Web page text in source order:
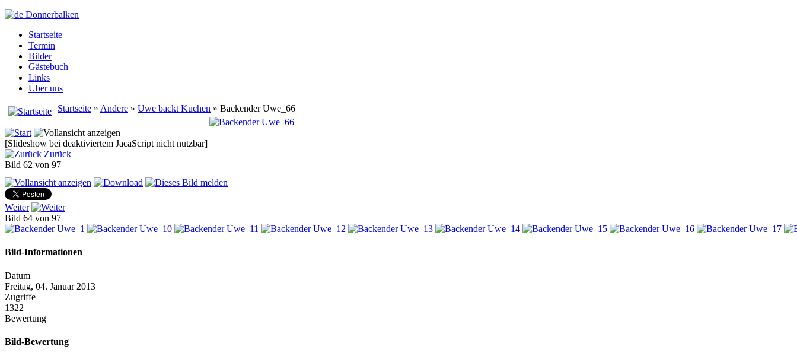
Startseite
Termin
Bilder
Gästebuch
Links
Über uns
Startseite » Andere » Uwe backt Kuchen » Backender Uwe_66
[Slideshow bei deaktiviertem JacaScript nicht nutzbar]
Zurück
Bild 62 von 97
Weiter
Bild 64 von 97
Bild-Informationen
Datum
Freitag, 04. Januar 2013
Zugriffe
1322
Bewertung
Bild-Bewertung